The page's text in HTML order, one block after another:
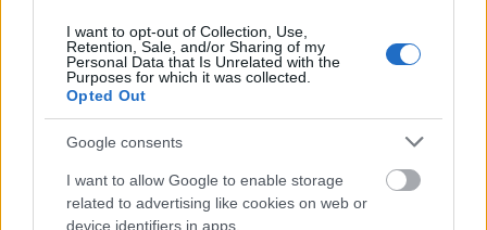
I want to opt-out of Collection, Use,
Retention, Sale, and/or Sharing of my
Personal Data that Is Unrelated with the
Purposes for which it was collected.
Opted Out
Google consents
I want to allow Google to enable storage
related to advertising like cookies on web or
device identifiers in apps.
Ajánlott bejegyzések:
Könyvajánló: Basa Katalin: Argilus
krónikák 2. - Farkasok futása